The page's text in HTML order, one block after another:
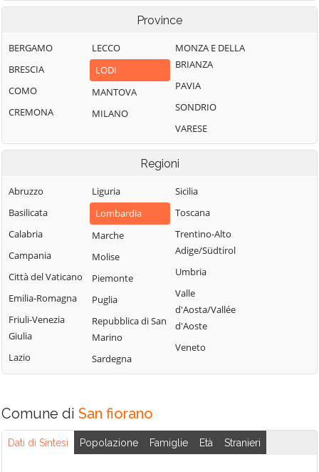
Bocca d'Adda
d'Adda
Vidardo
Cavenago d'Adda
Cervignano
d'Adda
Codogno
Comazzo
Cornegliano
Laudense
Lodi Vecchio
Maccastorna
Mairago
Maleo
Marudo
Massalengo
Lombardo
Mulazzano
San Rocco al
Porto
Sant'Angelo
Lodigiano
Santo Stefano
Lodigiano
Secugnago
Senna Lodigiana
Somaglia
Sordio
Tavazzano con
Villavesco
Terranova dei
Lodigiano
Valera Fratta
Villanova del
Province
BERGAMO
BRESCIA
COMO
CREMONA
LECCO
LODI
MANTOVA
MILANO
MONZA E DELLA
BRIANZA
PAVIA
SONDRIO
VARESE
Regioni
Abruzzo
Basilicata
Calabria
Campania
Città del Vaticano
Emilia-Romagna
Friuli-Venezia
Giulia
Lazio
Liguria
Lombardia
Marche
Molise
Piemonte
Puglia
Repubblica di San
Marino
Sardegna
Sicilia
Toscana
Trentino-Alto
Adige/Südtirol
Umbria
Valle
d'Aosta/Vallée
d'Aoste
Veneto
Comune di San fiorano
Dati di Sintesi Popolazione Famiglie Età Stranieri